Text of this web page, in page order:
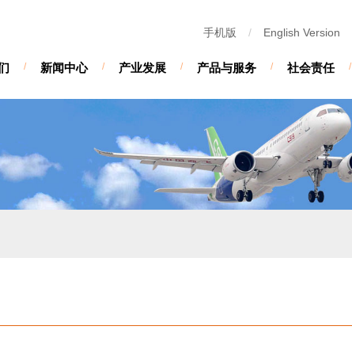
手机版 / English Version
/ 新闻中心 / 产业发展 / 产品与服务 / 社会责任 /